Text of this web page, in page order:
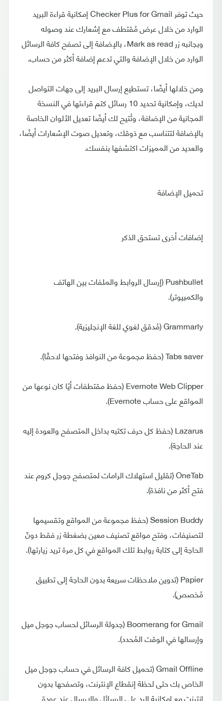
حيث توفر Checker Plus for Gmail إمكانية قراءة البريد
الوارد من خلال عرض مُقتطف مع إشعارك عند وصوله
وبجانبه زر Mark as read، بالإضافة إلى تصفح كافة الرسائل
الوارد من خلال الإضافة والتي تدعم إضافة أكثر من حساب.
ومن خلالها أيضًا، تستطيع إرسال البريد إلى جهات التواصل
لديك، وإمكانية تحديد 10 رسائل كتم قراءتها في النسخة
المجانية من الإضافة، وتُتيح لك أيضًا تعديل الألوان الخاصة
بالإضافة لتتناسب مع ذوقك، وتعديل صوت الإشعارات أيضًا،
والعديد من المميزات اكتشفها بنفسك.
تحميل الإضافة
إضافات أخرى تستحق الذكر
Pushbullet (إرسال الروابط والملفات بين الهاتف
والكمبيوتر).
Grammarly (مُدقق لغوي للغة الإنجليزية).
Tabs saver (حفظ مجموعة من النوافذ وفتحها لاحقًا).
Evernote Web Clipper (حفظ مقتطفات أيًا كان نوعها من
المواقع على حساب Evernote).
Lazarus (حفظ كل حرف تكتبه بداخل المتصفح والعودة إليه
عند الحاجة).
OneTab (تقليل استهلاك الرامات لمتصفح جوجل كروم عند
فتح أكثر من نافذة).
Session Buddy (حفظ مجموعة من المواقع وتقسيمها
لتصنيفات، وفتح مواقع تصنيف معين بضغطة زر فقط دونّ
الحاجة إلى كتابة روابط تلك المواقع في كل مرة تريد زيارتها).
Papier (تدوين ملاحظات سريعة بدون الحاجة إلى تطبيق
مُخصص).
Boomerang for Gmail (جدولة الرسائل لحساب جوجل ميل
وإرسالها في الوقت المُحدد).
Gmail Offline (تحميل كافة الرسائل في حساب جوجل ميل
الخاص بك حتى لحظة إنقطاع الإنترنت، وتصفحها بدون
إنترنت مع إمكانية الرد على الرسائل والإرسال عند عودة